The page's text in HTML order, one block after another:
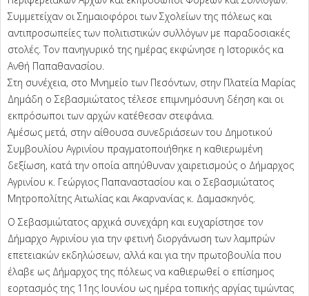
Συμμετείχαν οι Σημαιοφόροι των Σχολείων της πόλεως και
αντιπροσωπείες των πολιτιστικών συλλόγων με παραδοσιακές
στολές. Τον πανηγυρικό της ημέρας εκφώνησε η Ιστορικός κα
Ανθή Παπαθανασίου.
Στη συνέχεια, στο Μνημείο των Πεσόντων, στην Πλατεία Μαρίας
Δημάδη ο Σεβασμιώτατος τέλεσε επιμνημόσυνη δέηση και οι
εκπρόσωποι των αρχών κατέθεσαν στεφάνια.
Αμέσως μετά, στην αίθουσα συνεδριάσεων του Δημοτικού
Συμβουλίου Αγρινίου πραγματοποιήθηκε η καθιερωμένη
δεξίωση, κατά την οποία απηύθυναν χαιρετισμούς ο Δήμαρχος
Αγρινίου κ. Γεώργιος Παπαναστασίου και ο Σεβασμιώτατος
Μητροπολίτης Αιτωλίας και Ακαρνανίας κ. Δαμασκηνός.
Ο Σεβασμιώτατος αρχικά συνεχάρη και ευχαρίστησε τον
Δήμαρχο Αγρινίου για την φετινή διοργάνωση των λαμπρών
επετειακών εκδηλώσεων, αλλά και για την πρωτοβουλία που
έλαβε ως Δήμαρχος της πόλεως να καθιερωθεί ο επίσημος
εορτασμός της 11ης Ιουνίου ως ημέρα τοπικής αργίας τιμώντας